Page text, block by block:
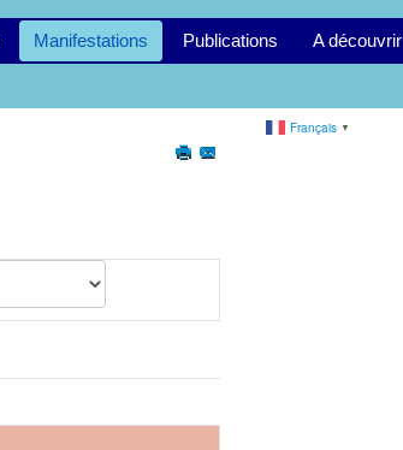
Manifestations Publications A découvrir
Français ▼